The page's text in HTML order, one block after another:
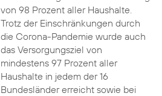
von 98 Prozent aller Haushalte.
Trotz der Einschränkungen durch
die Corona-Pandemie wurde auch
das Versorgungsziel von
mindestens 97 Prozent aller
Haushalte in jedem der 16
Bundesländer erreicht sowie bei